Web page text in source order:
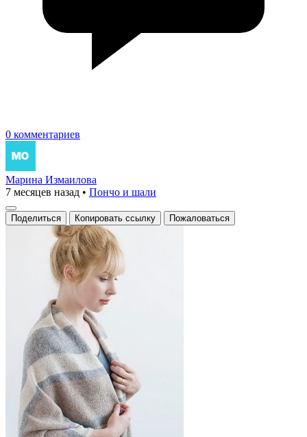
0 комментариев
Марина Измаилова
7 месяцев назад • Пончо и шали
Поделиться Копировать ссылку Пожаловаться